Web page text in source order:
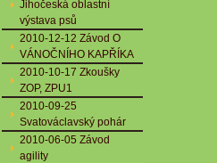
Jihočeská oblastní
výstava psů
2010-12-12 Závod O
VÁNOČNÍHO KAPŘÍKA
2010-10-17 Zkoušky
ZOP, ZPU1
2010-09-25
Svatováclavský pohár
2010-06-05 Závod
agility